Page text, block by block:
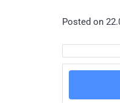
Posted on